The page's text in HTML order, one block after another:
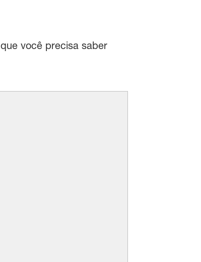
você precisa saber